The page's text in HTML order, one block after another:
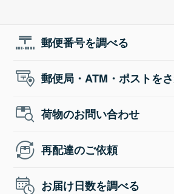
郵便番号を調べる
郵便局・ATM・ポストを
荷物のお問い合わせ
再配達のご依頼
お届け日数を調べる